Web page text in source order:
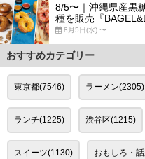
8/5〜｜沖縄県産黒
種を販売『
8月5日(水) 〜
おすすめカテゴリー
東京都(7546) ラーメン(2305)
ランチ(1225) 渋谷区(1215)
スイーツ(1130) おもしろ・